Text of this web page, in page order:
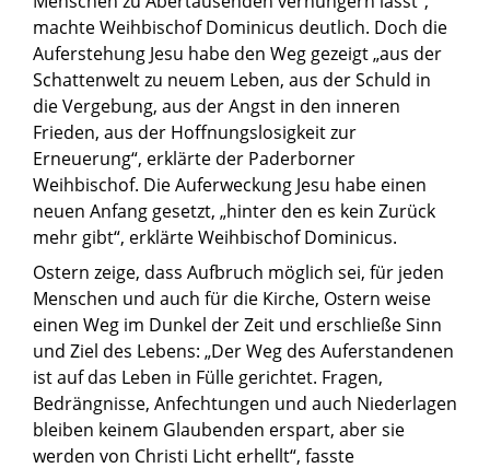
machte Weihbischof Dominicus deutlich. Doch die
Auferstehung Jesu habe den Weg gezeigt „aus der
Schattenwelt zu neuem Leben, aus der Schuld in
die Vergebung, aus der Angst in den inneren
Frieden, aus der Hoffnungslosigkeit zur
Erneuerung“, erklärte der Paderborner
Weihbischof. Die Auferweckung Jesu habe einen
neuen Anfang gesetzt, „hinter den es kein Zurück
mehr gibt“, erklärte Weihbischof Dominicus.
Ostern zeige, dass Aufbruch möglich sei, für jeden
Menschen und auch für die Kirche, Ostern weise
einen Weg im Dunkel der Zeit und erschließe Sinn
und Ziel des Lebens: „Der Weg des Auferstandenen
ist auf das Leben in Fülle gerichtet. Fragen,
Bedrängnisse, Anfechtungen und auch Niederlagen
bleiben keinem Glaubenden erspart, aber sie
werden von Christi Licht erhellt“, fasste